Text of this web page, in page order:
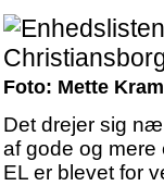
Foto: Mette
Det drejer sig
af gode og mere
EL er blevet for